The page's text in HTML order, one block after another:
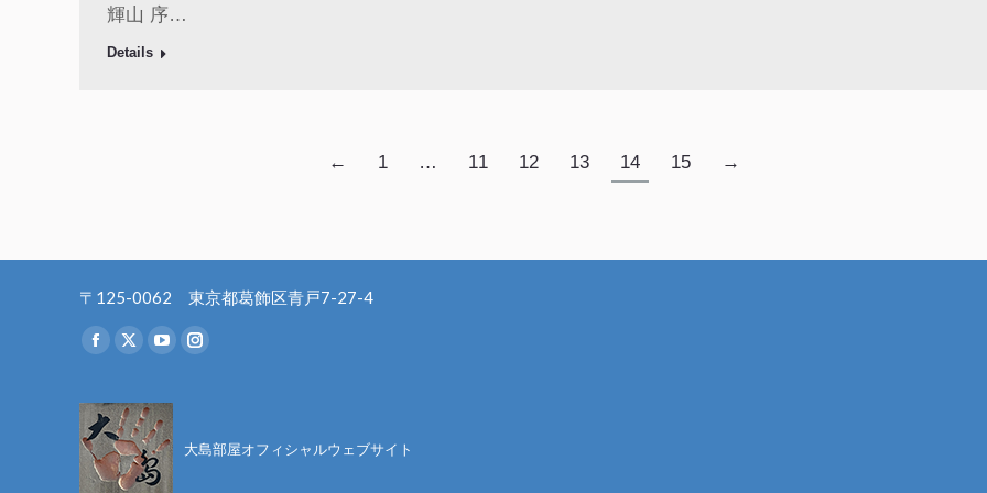
輝山 序…
Details
← 1 … 11 12 13 14 15 →
〒125-0062 東京都葛飾区青戸7-27-4
Find us on:
Facebook
opens
in
new
X
opens
in
new
YouTube
opens
in
new
Instagram
in
大島部屋オフィシャルウェブサイト